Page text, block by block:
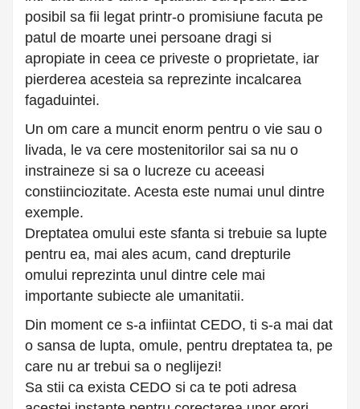
posibil sa fii legat printr-o promisiune facuta pe
patul de moarte unei persoane dragi si
apropiate in ceea ce priveste o proprietate, iar
pierderea acesteia sa reprezinte incalcarea
fagaduintei.
Un om care a muncit enorm pentru o vie sau o
livada, le va cere mostenitorilor sai sa nu o
instraineze si sa o lucreze cu aceeasi
constiinciozitate. Acesta este numai unul dintre
exemple.
Dreptatea omului este sfanta si trebuie sa lupte
pentru ea, mai ales acum, cand drepturile
omului reprezinta unul dintre cele mai
importante subiecte ale umanitatii.
Din moment ce s-a infiintat CEDO, ti s-a mai dat
o sansa de lupta, omule, pentru dreptatea ta, pe
care nu ar trebui sa o neglijezi!
Sa stii ca exista CEDO si ca te poti adresa